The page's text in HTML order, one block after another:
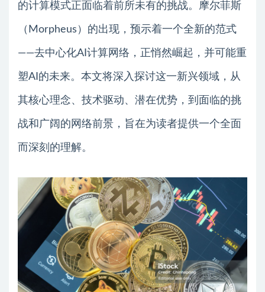
的计算模式正面临着前所未有的挑战。摩尔菲斯
（Morpheus）的出现，预示着一个全新的范式
——去中心化AI计算网络，正悄然崛起，并可能重
塑AI的未来。本文将深入探讨这一新兴领域，从
其核心理念、技术驱动、潜在优势，到面临的挑
战和广阔的网络前景，旨在为读者提供一个全面
而深刻的理解。